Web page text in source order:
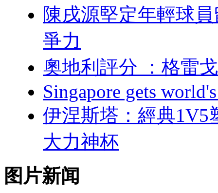
陳戌源堅定年輕球
爭力
奧地利評分 ：格雷
Singapore gets
伊涅斯塔：經典
大力神杯
图片新闻